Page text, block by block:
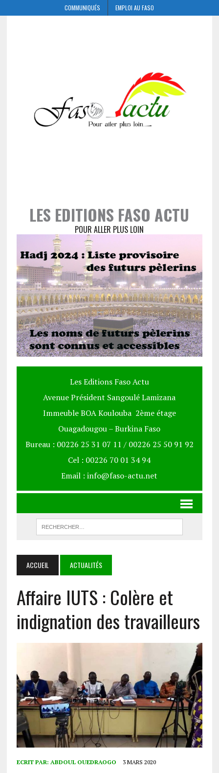
COMMUNIQUÉS EMPLOI AU FASO
LES EDITIONS FASO ACTU
POUR ALLER PLUS LOIN
Les Editions Faso Actu
Avenue Président Sangoulé Lamizana
Immeuble BOA Koulouba 2ème étage
Ouagadougou – Burkina Faso
Bureau : 00226 25 31 07 11 / 00226 25 50 91 92
Cel : 00226 70 01 34 94
Email : info@faso-actu.net
ACCUEIL ACTUALITÉS
Affaire IUTS : Colère et
indignation des travailleurs
ECRIT PAR: ABDOUL OUEDRAOGO 3 MARS 2020